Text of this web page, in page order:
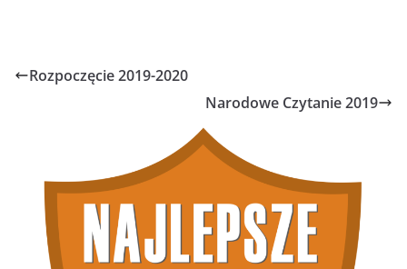
Rozpoczęcie 2019-2020
Narodowe Czytanie 2019